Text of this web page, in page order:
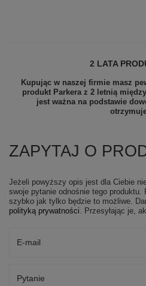
2 LATA
Kupując w naszej firmie masz
produkt Parkera z 2 letnią
jest ważna na podstawie
ZAPYTAJ O
Jeżeli powyższy opis jest dla Ciebie
swoje pytanie odnośnie tego
szybko jak tylko będzie to możliwe.
polityką prywatności. Przesyłając je,
E-mail
Pytanie